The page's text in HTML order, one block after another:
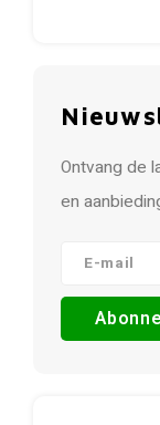
Ontvang de
en